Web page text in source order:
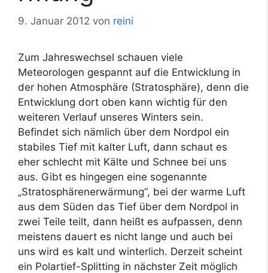
9. Januar 2012 von reini
Zum Jahreswechsel schauen viele
Meteorologen gespannt auf die Entwicklung in
der hohen Atmosphäre (Stratosphäre), denn die
Entwicklung dort oben kann wichtig für den
weiteren Verlauf unseres Winters sein.
Befindet sich nämlich über dem Nordpol ein
stabiles Tief mit kalter Luft, dann schaut es
eher schlecht mit Kälte und Schnee bei uns
aus. Gibt es hingegen eine sogenannte
„Stratosphärenerwärmung“, bei der warme Luft
aus dem Süden das Tief über dem Nordpol in
zwei Teile teilt, dann heißt es aufpassen, denn
meistens dauert es nicht lange und auch bei
uns wird es kalt und winterlich. Derzeit scheint
ein Polartief-Splitting in nächster Zeit möglich